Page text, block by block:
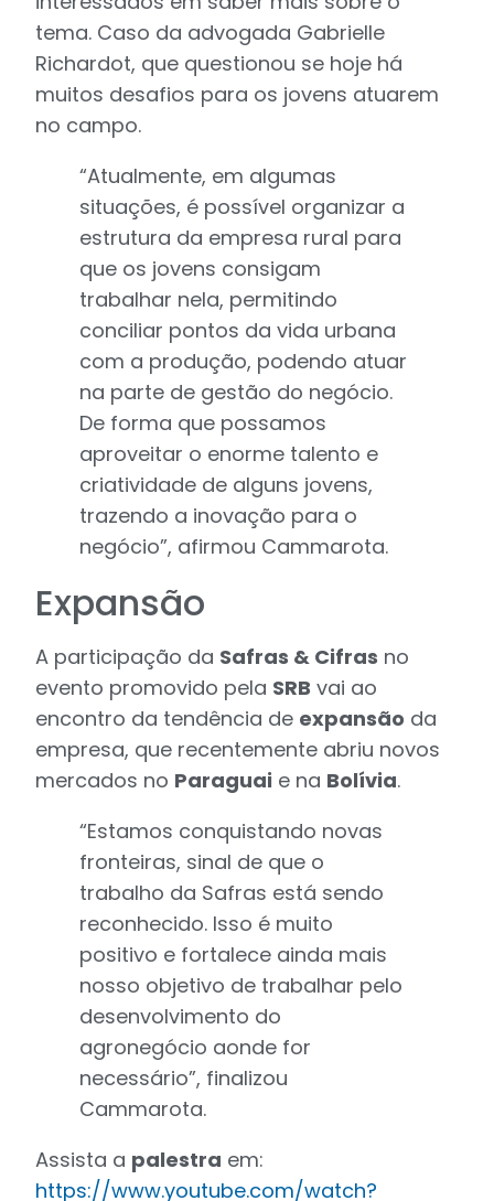
tema. Caso da advogada Gabrielle
Richardot, que questionou se hoje há
muitos desafios para os jovens atuarem
no campo.
“Atualmente, em algumas
situações, é possível organizar a
estrutura da empresa rural para
que os jovens consigam
trabalhar nela, permitindo
conciliar pontos da vida urbana
com a produção, podendo atuar
na parte de gestão do negócio.
De forma que possamos
aproveitar o enorme talento e
criatividade de alguns jovens,
trazendo a inovação para o
negócio”, afirmou Cammarota.
Expansão
A participação da Safras & Cifras no
evento promovido pela SRB vai ao
encontro da tendência de expansão da
empresa, que recentemente abriu novos
mercados no Paraguai e na Bolívia.
“Estamos conquistando novas
fronteiras, sinal de que o
trabalho da Safras está sendo
reconhecido. Isso é muito
positivo e fortalece ainda mais
nosso objetivo de trabalhar pelo
desenvolvimento do
agronegócio aonde for
necessário”, finalizou
Cammarota.
Assista a palestra em:
https://www.youtube.com/watch?